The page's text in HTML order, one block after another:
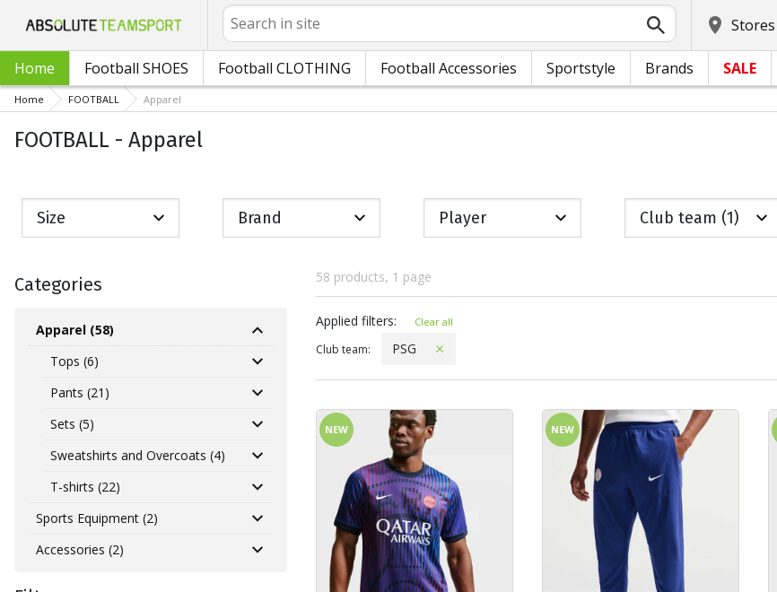
Search
Stores
Home Football SHOES Football CLOTHING Football Accessories Sportstyle Brands SALE
Home FOOTBALL Apparel
FOOTBALL - Apparel
Size Brand Player Club team (1)
Categories
Apparel (58)
Tops (6)
Pants (21)
Sets (5)
Sweatshirts and Overcoats (4)
T-shirts (22)
Sports Equipment (2)
Accessories (2)
58 products, 1 page
Applied filters
Applied filters: Clear all
Club team: PSG
NEW NEW